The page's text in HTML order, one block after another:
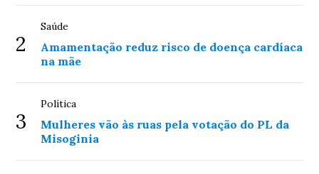
2
Saúde
Amamentação reduz risco de doença cardíaca
na mãe
3
Política
Mulheres vão às ruas pela votação do PL da
Misoginia